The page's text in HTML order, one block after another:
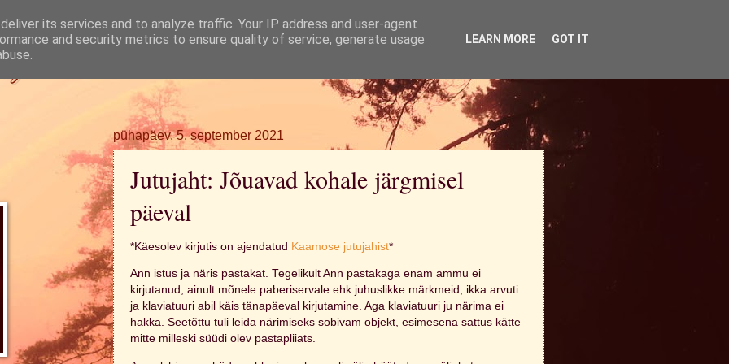
pühapäev, 5. september 2021
Jutujaht: Jõuavad kohale järgmisel
päeval
*Käesolev kirjutis on ajendatud Kaamose jutujahist*
Ann istus ja näris pastakat. Tegelikult Ann pastakaga enam ammu ei
kirjutanud, ainult mõnele paberiservale ehk juhuslikke märkmeid, ikka arvuti
ja klaviatuuri abil käis tänapäeval kirjutamine. Aga klaviatuuri ju närima ei
hakka. Seetõttu tuli leida närimiseks sobivam objekt, esimesena sattus kätte
mitte milleski süüdi olev pastapliiats.
its services and to analyze traffic. Your IP address and user-agent
and security metrics to ensure quality of service, generate usage
LEARN MORE GOT IT